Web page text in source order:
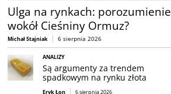
Ulga na rynkach: porozumienie
wokół Cieśniny Ormuz?
Michał Stajniak 6 sierpnia 2026
ANALIZY
Są argumenty za trendem
spadkowym na rynku złota
Eryk Łon 6 sierpnia 2026